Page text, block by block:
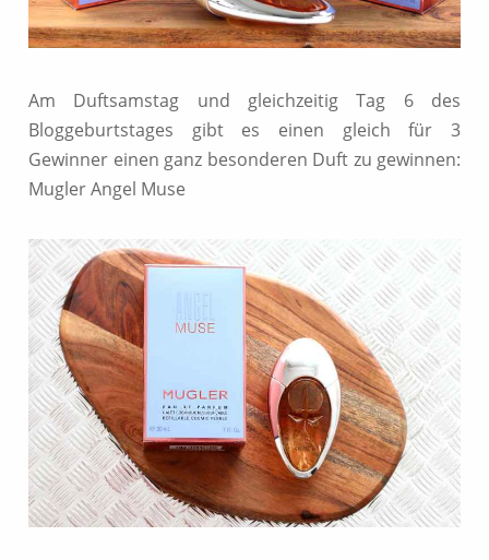
Am Duftsamstag und gleichzeitig Tag 6 des
Bloggeburtstages gibt es einen gleich für 3
Gewinner einen ganz besonderen Duft zu gewinnen:
Mugler Angel Muse